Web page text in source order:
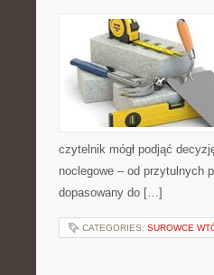
czytelnik mógł podjąć
noclegowe – od przytulnych
dopasowany do […]
CATEGORIES: SUROWCE